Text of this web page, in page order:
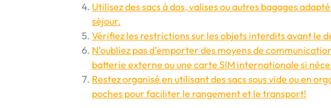
Utilisez des sacs à dos, valises ou autres bagages
séjour.
Vérifiez les restrictions sur les objets interdits avant le
N’oubliez pas d’emporter des moyens de
batterie externe ou une carte SIM internationale si
Restez organisé en utilisant des sacs sous vide ou en
poches pour faciliter le rangement et le transport!